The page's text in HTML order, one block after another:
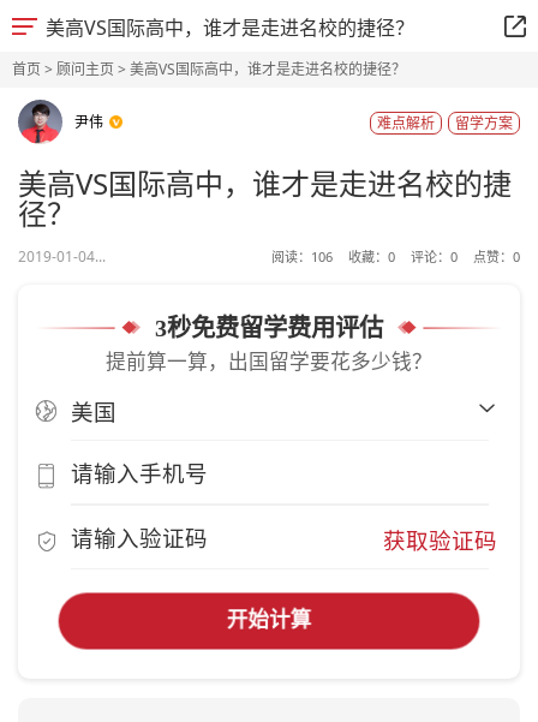
美高VS国际高中，谁才是走进名校的捷径？
首页> 顾问主页> 美高VS国际高中，谁才是走进名校的捷径？
尹伟 留学方案
难点解析
美高VS国际高中，谁才是走进名校的捷
径？
2019-01-04... 阅读： 106 收藏： 0 评论： 0 点赞： 0
3秒免费留学费用评估
提前算一算，出国留学要花多少钱？
获取验证码
开始计算